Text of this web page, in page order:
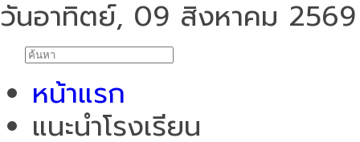
วันอาทิตย์, 09 สิงหาคม 2569
หน้าแรก
แนะนำโรงเรียน